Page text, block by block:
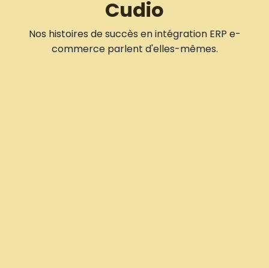
Cudio
Nos histoires de succès en intégration ERP e-
commerce parlent d'elles-mêmes.